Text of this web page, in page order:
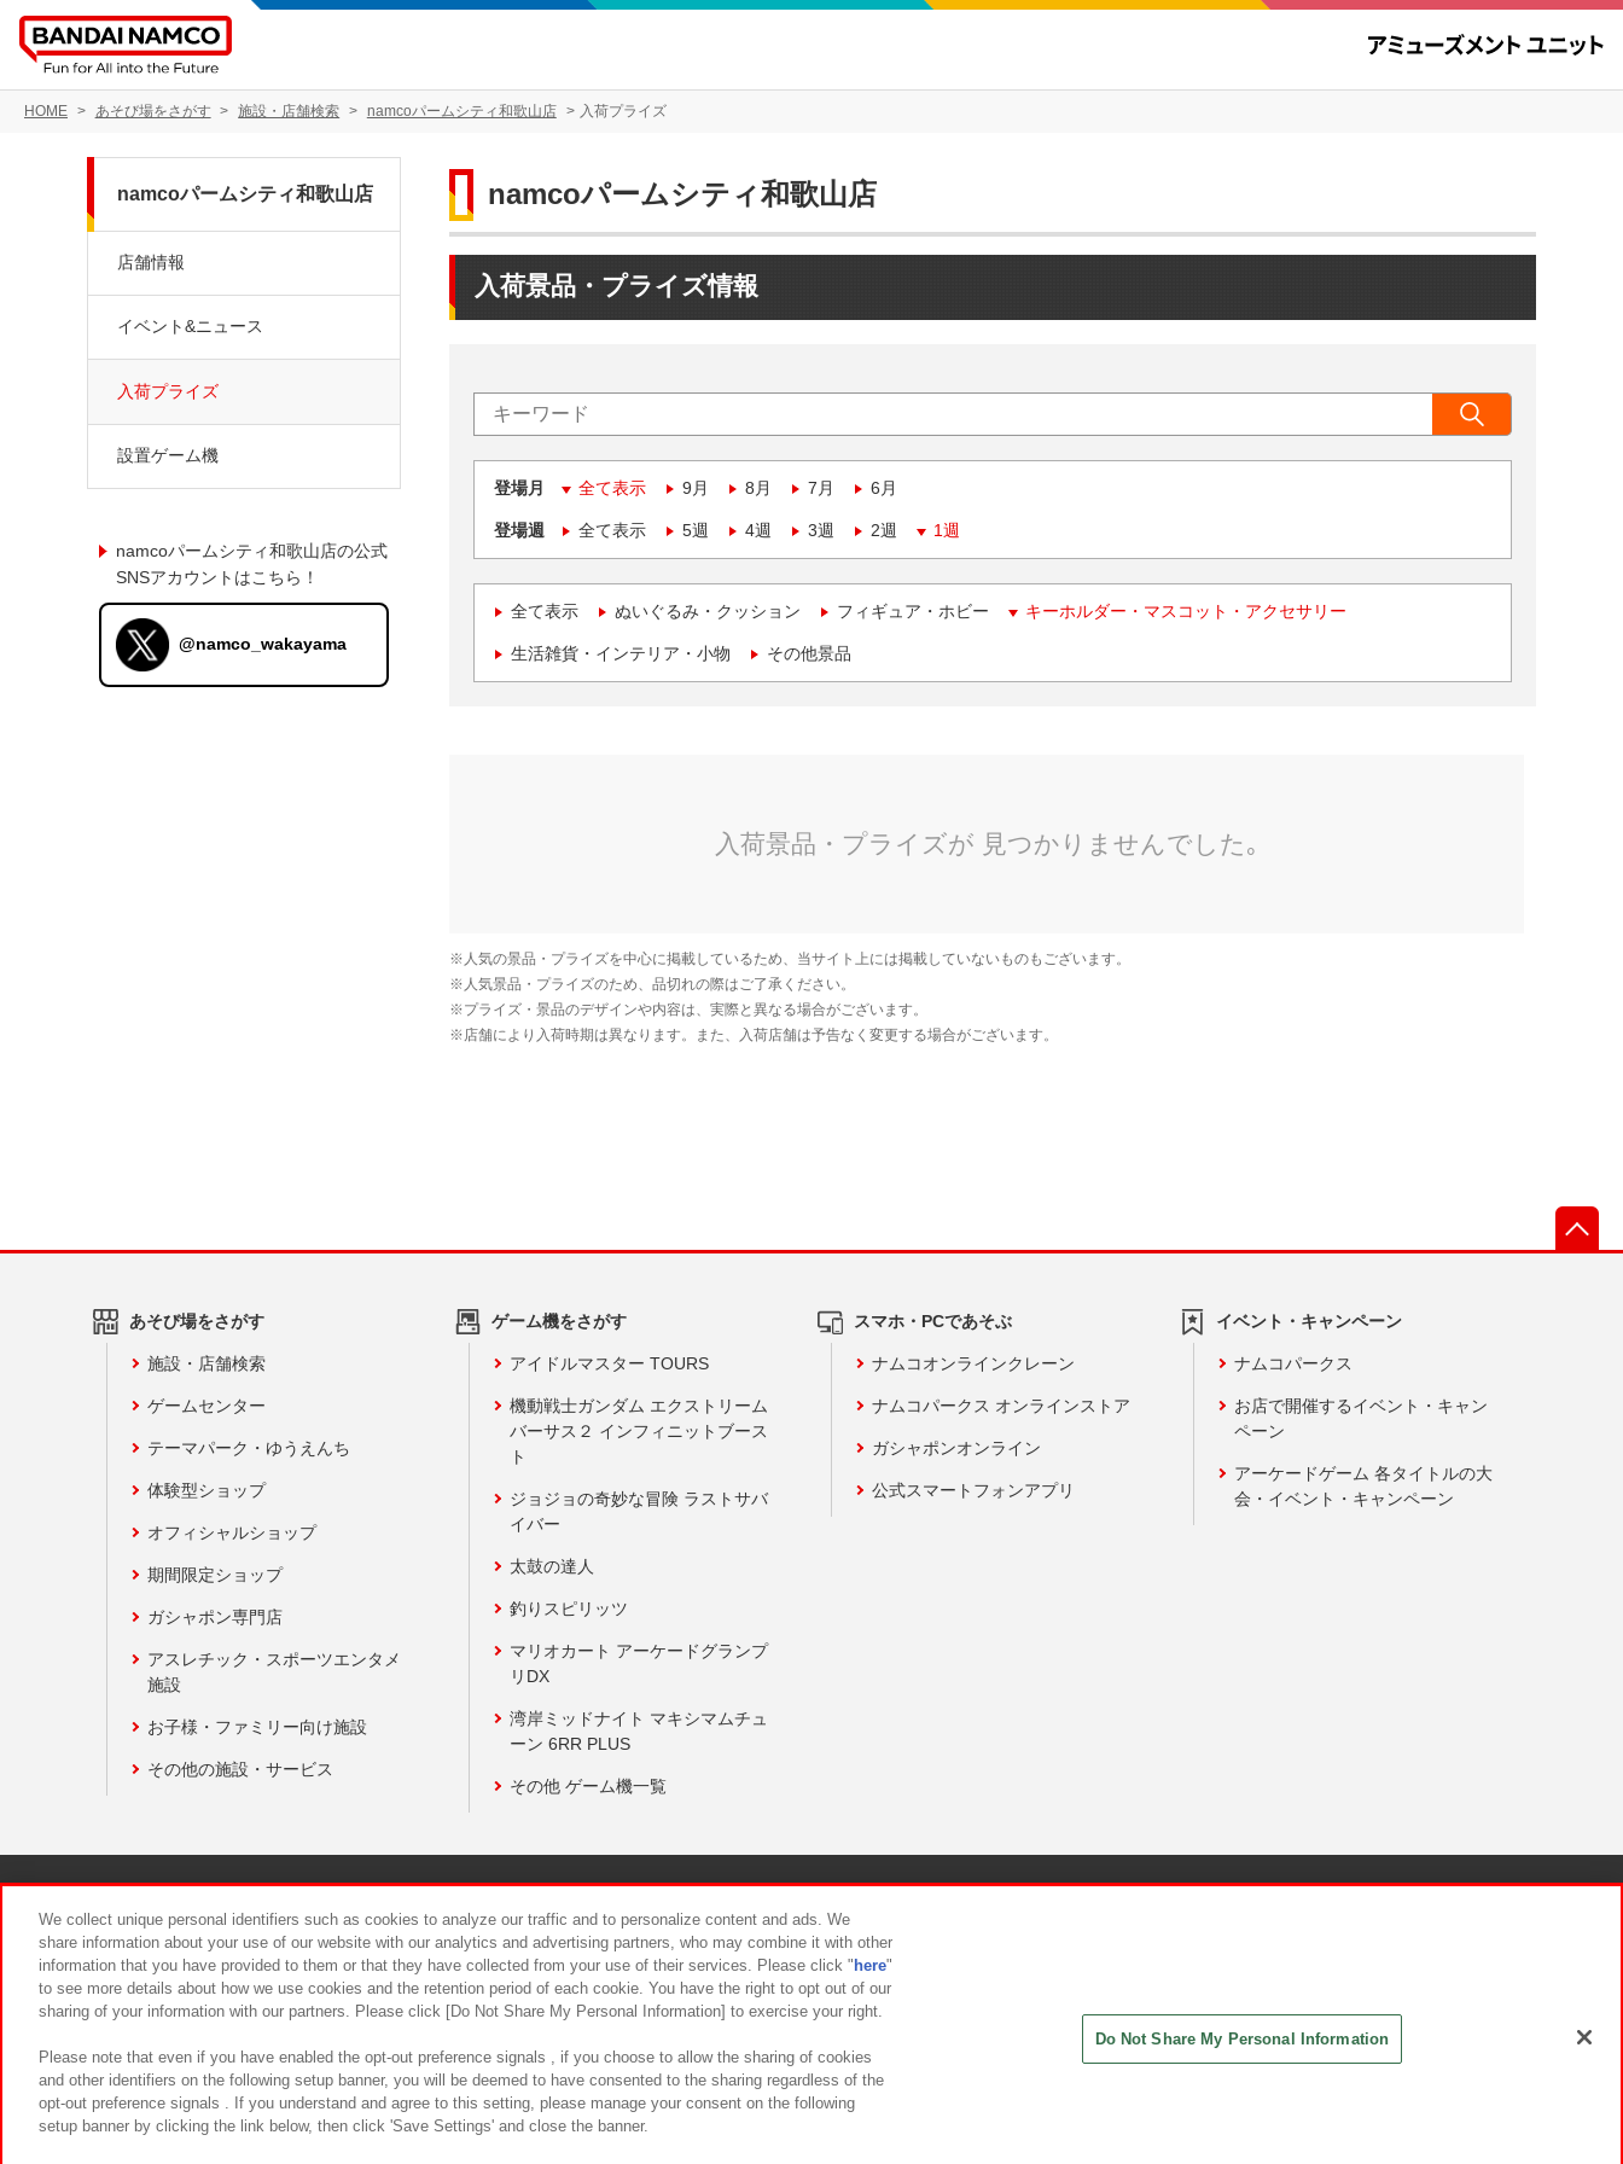
HOME あそび場をさがす 施設・店舗検索 namcoパームシティ和歌山店 入荷プライズ
namcoパームシティ和歌山店
入荷景品・プライズ情報
登場月 全て表示 9月 8月 7月 6月
登場週 全て表示 5週 4週 3週 2週 1週
全て表示 ぬいぐるみ・クッション フィギュア・ホビー キーホルダー・マスコット・アクセサリー
生活雑貨・インテリア・小物 その他景品
namcoパームシティ和歌山店
店舗情報
イベント&ニュース
入荷プライズ
設置ゲーム機
namcoパームシティ和歌山店の公式
SNSアカウントはこちら！
@namco_wakayama
あそび場をさがす
施設・店舗検索
ゲームセンター
テーマパーク・ゆうえんち
体験型ショップ
オフィシャルショップ
期間限定ショップ
ガシャポン専門店
アスレチック・スポーツエンタメ
施設
お子様・ファミリー向け施設
その他の施設・サービス
ゲーム機をさがす
アイドルマスター TOURS
機動戦士ガンダム エクストリーム
バーサス２ インフィニットブース
ト
ジョジョの奇妙な冒険 ラストサバ
イバー
太鼓の達人
釣りスピリッツ
マリオカート アーケードグランプ
リDX
湾岸ミッドナイト マキシマムチュ
ーン 6RR PLUS
その他 ゲーム機一覧
スマホ・PCであそぶ
ナムコオンラインクレーン
ナムコパークス オンラインストア
ガシャポンオンライン
公式スマートフォンアプリ
イベント・キャンペーン
ナムコパークス
お店で開催するイベント・キャン
ペーン
アーケードゲーム 各タイトルの大
会・イベント・キャンペーン
食品のご提供について カスタマーハラスメント対応方針
We collect unique personal identifiers such as cookies to analyze our traffic and to personalize content and ads. We
share information about your use of our website with our analytics and advertising partners, who may combine it with other
information that you have provided to them or that they have collected from your use of their services. Please click " here"
to see more details about how we use cookies and the retention period of each cookie. You have the right to opt out of our
sharing of your information with our partners. Please click [Do Not Share My Personal Information] to exercise your right.
Please note that even if you have enabled the opt-out preference signals , if you choose to allow the sharing of cookies
and other identifiers on the following setup banner, you will be deemed to have consented to the sharing regardless of the
opt-out preference signals . If you understand and agree to this setting, please manage your consent on the following
setup banner by clicking the link below, then click 'Save Settings' and close the banner.
Do Not Share My Personal Information